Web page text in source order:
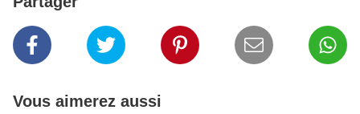
Vous aimerez aussi